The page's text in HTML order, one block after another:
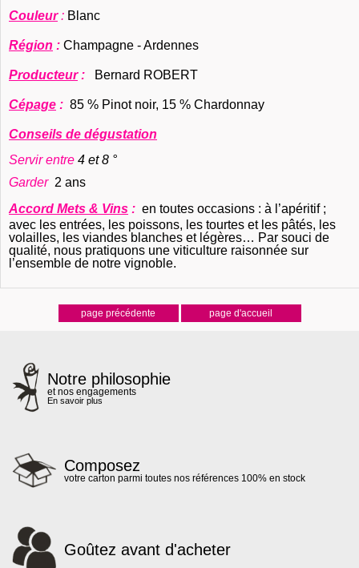
Couleur : Blanc
Région : Champagne - Ardennes
Producteur: Bernard ROBERT
Cépage : 85 % Pinot noir, 15 % Chardonnay
Conseils de dégustation
Servir entre 4 et 8 °
Garder 2 ans
Accord Mets & Vins : en toutes occasions : à l’apéritif ;
avec les entrées, les poissons, les tourtes et les pâtés, les
volailles, les viandes blanches et légères… Par souci de
qualité, nous pratiquons une viticulture raisonnée sur
l’ensemble de notre vignoble.
Notre philosophie
et nos engagements
En savoir plus
Composez
votre carton parmi toutes nos références 100% en stock
Goûtez avant d'acheter